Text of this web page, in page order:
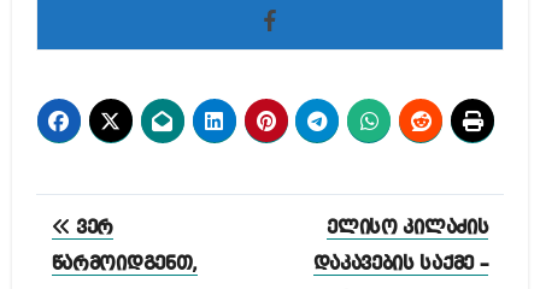
პოსტის
ნავიგაცია
ვერ
წარმოიდგენთ,
ელისო კილაძის
დაკავების საქმე –